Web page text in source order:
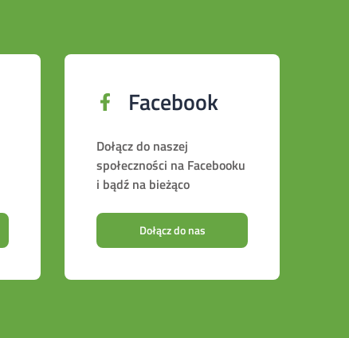
Facebook
Dołącz do naszej
społeczności na Facebooku
i bądź na bieżąco
Dołącz do nas